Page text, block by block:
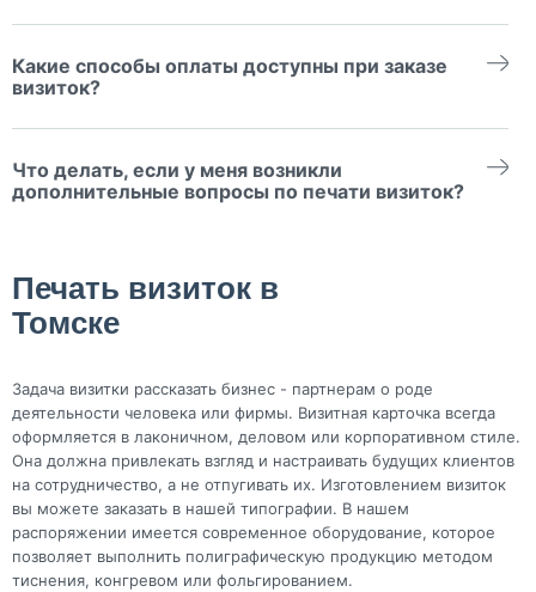
затвердевают под воздействием ультрафиолетовых лучей.
полноценного фимренного стиля. Какие способы оплаты
визиток наличными или безналичным расчетом. Что дел
В нашем онлайн-конструкторе визиток, вы можете создать
дизайнерам для разработки уникального дизайна визитки. А
также полноценного фимренного стиля.
Какие способы оплаты доступны при заказе
визиток?
Мы принимаем оплату за печать визиток наличными или
Что делать, если у меня возникли
дополнительные вопросы по печати визиток?
подробной консультации и ответов на все ваши вопросы.
Печать визиток в
Томске
Задача визитки рассказать бизнес - партнерам о роде
деятельности человека или фирмы. Визитная карточка всегда
оформляется в лаконичном, деловом или корпоративном стиле.
Она должна привлекать взгляд и настраивать будущих клиентов
на сотрудничество, а не отпугивать их. Изготовлением визиток
вы можете заказать в нашей типографии. В нашем
распоряжении имеется современное оборудование, которое
позволяет выполнить полиграфическую продукцию методом
тиснения, конгревом или фольгированием.